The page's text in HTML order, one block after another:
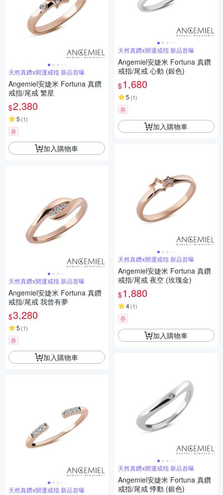
天然真鑽x開運戒指 新品首曝
Angemiel安婕米 Fortuna 真鑽
戒指/尾戒 繁星
$2,380
5 (1)
券
加入購物車
天然真鑽x開運戒指 新品首曝
Angemiel安婕米 Fortuna 真鑽
戒指/尾戒 我曾有夢
$3,280
5 (1)
券
加入購物車
天然真鑽x開運戒指 新品首曝
天然真鑽x開運戒指 新品首曝
Angemiel安婕米 Fortuna 真鑽
戒指/尾戒 心動 (銀色)
$1,680
5 (1)
券
加入購物車
天然真鑽x開運戒指 新品首曝
Angemiel安婕米 Fortuna 真鑽
戒指/尾戒 夜空 (玫瑰金)
$1,880
4(1)
券
加入購物車
天然真鑽x開運戒指 新品首曝
Angemiel安婕米 Fortuna 真鑽
戒指/尾戒 悸動 (銀色)